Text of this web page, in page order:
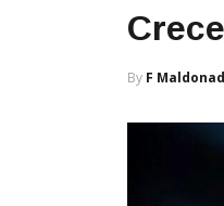
By F